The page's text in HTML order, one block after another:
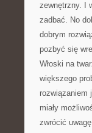
zewnętrzny. I
zadbać. No
dobrym
pozbyć się
Włoski na
większego
rozwiązaniem
miały
zwrócić